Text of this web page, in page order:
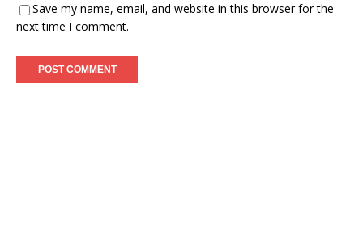
Save my name, email, and website in this browser for the
next time I comment.